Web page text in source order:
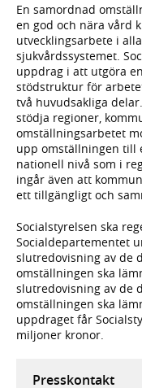
En samordnad
en god och nära vård
utvecklingsarbete i
sjukvårdssystemet.
uppdrag i att utgöra
stödstruktur för
två huvudsakliga
stödja regioner,
omställningsarbetet
upp omställningen till
nationell nivå som i
ingår även att
ett tillgängligt och
Socialstyrelsen ska
Socialdepartementet
slutredovisning av de
omställningen ska
slutredovisning av de
omställningen ska
uppdraget får
miljoner kronor.
Presskontakt